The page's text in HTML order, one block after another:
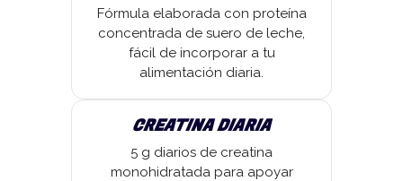
Fórmula elaborada con proteína
concentrada de suero de leche,
fácil de incorporar a tu
alimentación diaria.
CREATINA DIARIA
5 g diarios de creatina
monohidratada para apoyar